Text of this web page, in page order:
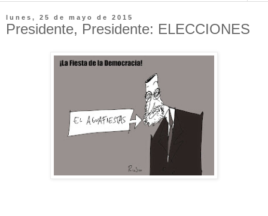
lunes, 25 de mayo de 2015
Presidente, Presidente: ELECCIONES